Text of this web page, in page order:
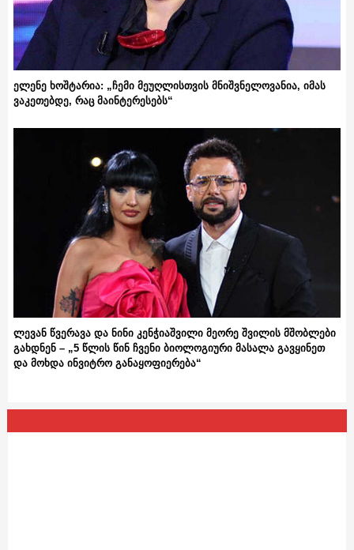
ელენე ხოშტარია: „ჩემი მეუღლისთვის მნიშვნელოვანია, იმას
ვაკეთებდე, რაც მაინტერესებს“
ლევან წვერავა და ნინი კენჭიაშვილი მეორე შვილის მშობლები
გახდნენ – „5 წლის წინ ჩვენი ბიოლოგიური მასალა გავყინეთ
და მოხდა ინვიტრო განაყოფიერება“